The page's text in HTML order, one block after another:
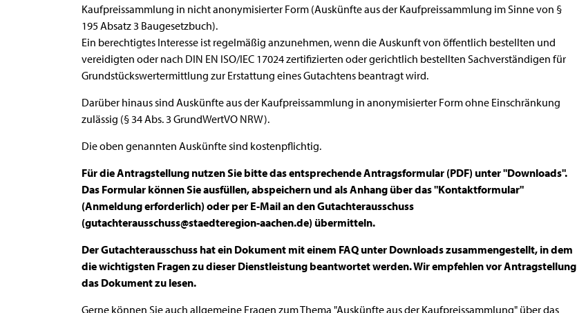
Kaufpreissammlung in nicht anonymisierter Form (Auskünfte aus der Kaufpreissammlung im Sinne von §
195 Absatz 3 Baugesetzbuch).
Ein berechtigtes Interesse ist regelmäßig anzunehmen, wenn die Auskunft von öffentlich bestellten und
vereidigten oder nach DIN EN ISO/IEC 17024 zertifizierten oder gerichtlich bestellten Sachverständigen für
Grundstückswertermittlung zur Erstattung eines Gutachtens beantragt wird.
Darüber hinaus sind Auskünfte aus der Kaufpreissammlung in anonymisierter Form ohne Einschränkung
zulässig (§ 34 Abs. 3 GrundWertVO NRW).
Die oben genannten Auskünfte sind kostenpflichtig.
Für die Antragstellung nutzen Sie bitte das entsprechende Antragsformular (PDF) unter "Downloads".
Das Formular können Sie ausfüllen, abspeichern und als Anhang über das "Kontaktformular"
(Anmeldung erforderlich) oder per E-Mail an den Gutachterausschuss
(gutachterausschuss@staedteregion-aachen.de) übermitteln.
Der Gutachterausschuss hat ein Dokument mit einem FAQ unter Downloads zusammengestellt, in dem
die wichtigsten Fragen zu dieser Dienstleistung beantwortet werden. Wir empfehlen vor Antragstellung
das Dokument zu lesen.
Gerne können Sie auch allgemeine Fragen zum Thema "Auskünfte aus der Kaufpreissammlung" über das